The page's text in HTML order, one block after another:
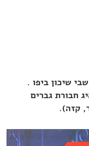
שיכון ביפו .
חבורת גברים
קזה).